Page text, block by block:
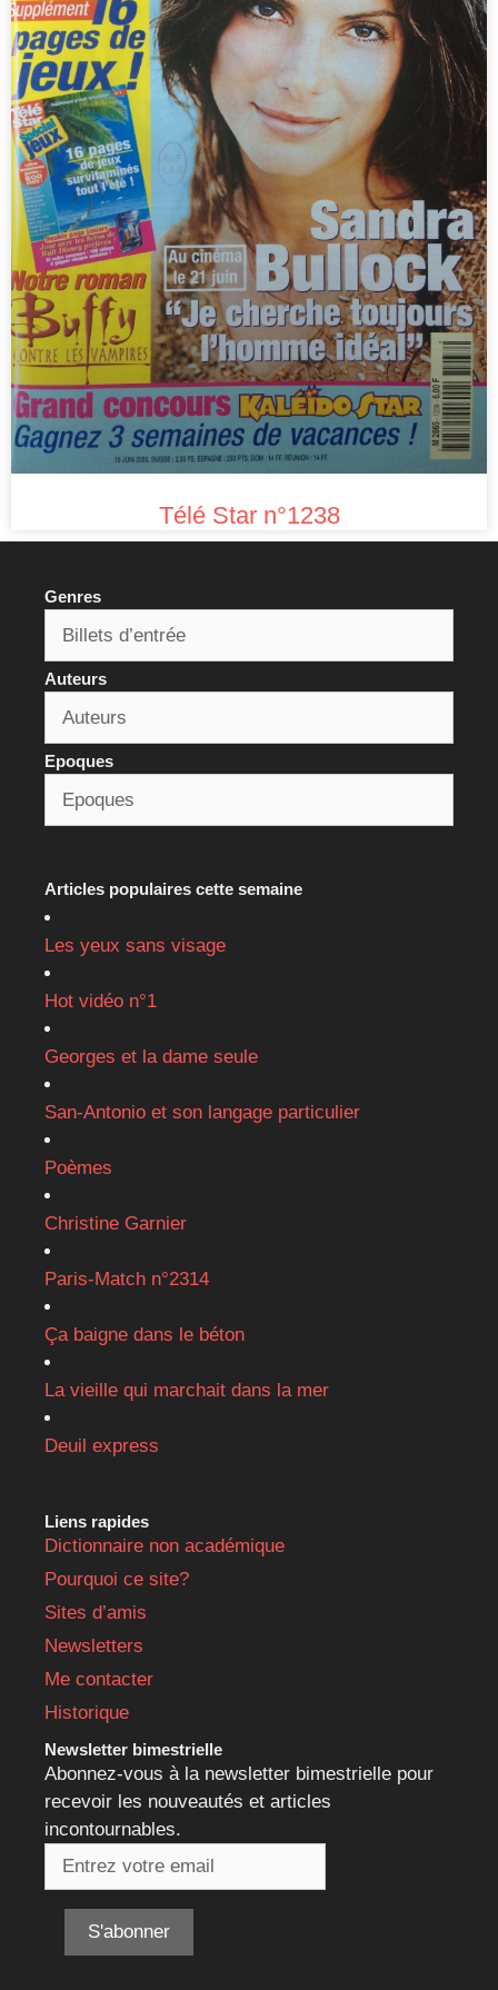
Télé Star n°1238
Genres
Auteurs
Epoques
Articles populaires cette semaine
Les yeux sans visage
Hot vidéo n°1
Georges et la dame seule
San-Antonio et son langage particulier
Poèmes
Christine Garnier
Paris-Match n°2314
Ça baigne dans le béton
La vieille qui marchait dans la mer
Deuil express
Liens rapides
Dictionnaire non académique
Pourquoi ce site?
Sites d’amis
Newsletters
Me contacter
Historique
Newsletter bimestrielle
Abonnez-vous à la newsletter bimestrielle pour
recevoir les nouveautés et articles
incontournables.